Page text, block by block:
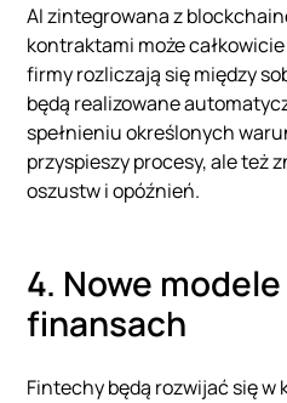
AI zintegrowana z
kontraktami może
firmy rozliczają się między
będą realizowane
spełnieniu określonych
przyspieszy procesy, ale też
oszustw i opóźnień.
4. Nowe
finansach
Fintechy będą rozwijać się w